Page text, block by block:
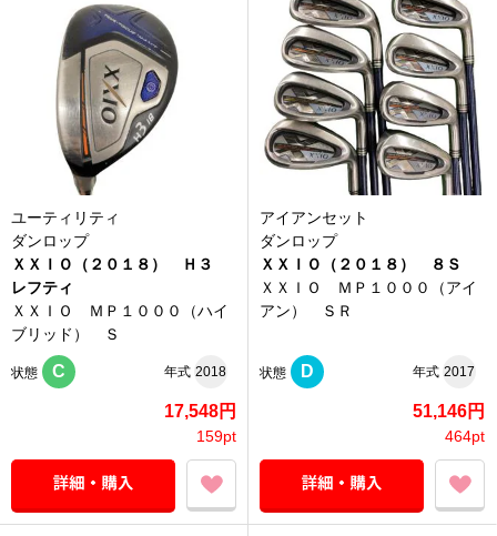
ユーティリティ
ダンロップ
ＸＸＩＯ（２０１８） Ｈ３
レフティ
ＸＸＩＯ ＭＰ１０００（ハイ
ブリッド） Ｓ
状態 C 年式 2018
17,548円
159pt
アイアンセット
ダンロップ
ＸＸＩＯ（２０１８） ８Ｓ
ＸＸＩＯ ＭＰ１０００（アイ
アン） ＳＲ
状態 D 年式 2017
51,146円
464pt